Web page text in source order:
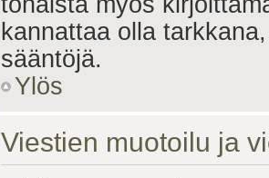
kannattaa olla
sääntöjä.
Ylös
Viestien muotoilu ja